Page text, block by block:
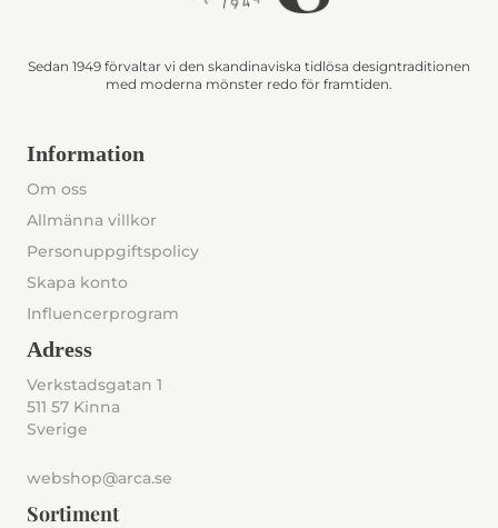
Sedan 1949 förvaltar vi den skandinaviska tidlösa designtraditionen
med moderna mönster redo för framtiden.
Information
Om oss
Allmänna villkor
Personuppgiftspolicy
Skapa konto
Influencerprogram
Adress
Verkstadsgatan 1
511 57 Kinna
Sverige
webshop@arca.se
Sortiment